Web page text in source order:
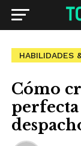
HABILIDADES
Cómo
perfecta